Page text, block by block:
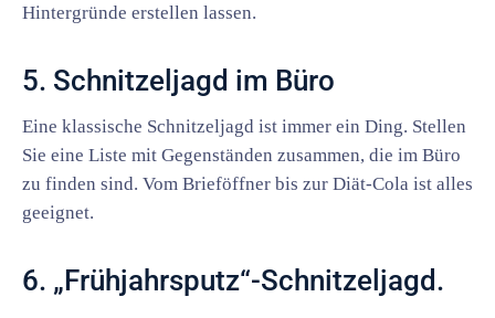
Hintergründe erstellen lassen.
5. Schnitzeljagd im Büro
Eine klassische Schnitzeljagd ist immer ein Ding. Stellen
Sie eine Liste mit Gegenständen zusammen, die im Büro
zu finden sind. Vom Brieföffner bis zur Diät-Cola ist alles
geeignet.
6. „Frühjahrsputz“-Schnitzeljagd.